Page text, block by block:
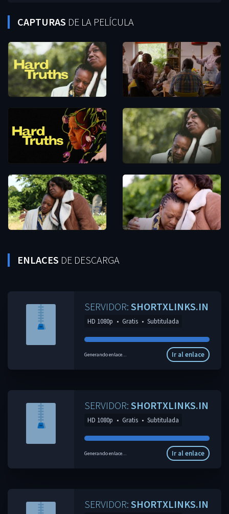
CAPTURAS DE LA PELÍCULA
ENLACES DE DESCARGA
SERVIDOR: SHORTXLINKS.IN
HD 1080p • Gratis • Subtitulada
Generando enlace... Ir al enlace
SERVIDOR: SHORTXLINKS.IN
HD 1080p • Gratis • Subtitulada
Generando enlace... Ir al enlace
SERVIDOR: SHORTXLINKS.IN